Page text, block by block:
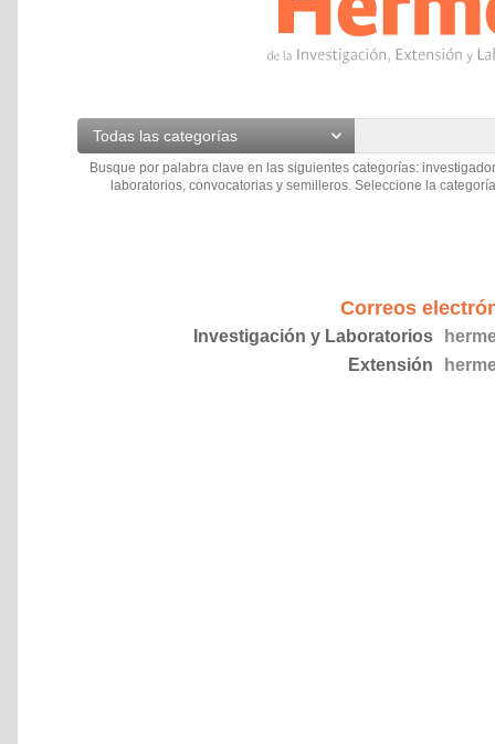
Todas las categorías
Busque por palabra clave en las siguientes categorías:
laboratorios, convocatorias y semilleros. Seleccione la
Correos
Investigación y Laboratorios
Extensión